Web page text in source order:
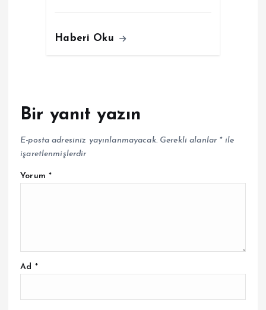
Haberi Oku
Bir yanıt yazın
E-posta adresiniz yayınlanmayacak. Gerekli alanlar *ile
işaretlenmişlerdir
Yorum *
Ad *